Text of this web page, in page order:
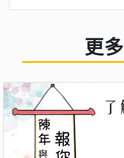
更